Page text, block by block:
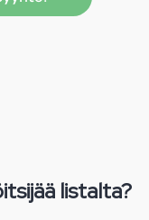
listalta?